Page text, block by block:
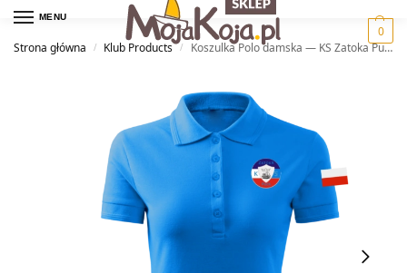
MENU
0
Strona główna
/ Klub Products / Koszulka Polo damska — KS Zatoka Puck